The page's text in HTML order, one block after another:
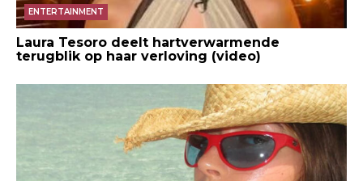
ENTERTAINMENT
Laura Tesoro deelt hartverwarmende
terugblik op haar verloving (video)